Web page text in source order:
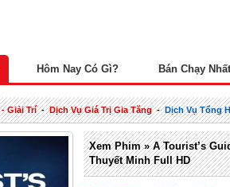
Hôm Nay Có Gì? Bán Chạy Nhất
Giải Trí-Dịch Vụ Giá Trị Gia Tăng-Dịch Vụ Tổng
Xem Phim » A Tourist’s
Thuyết Minh Full HD